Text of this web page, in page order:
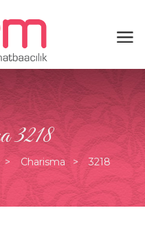
3218
Charisma 3218